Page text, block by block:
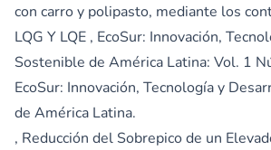
con carro y polipasto, mediante los
LQG Y LQE , EcoSur: Innovación,
Sostenible de América Latina: Vol. 1
EcoSur: Innovación, Tecnología y
de América Latina.
, Reducción del Sobrepico de un